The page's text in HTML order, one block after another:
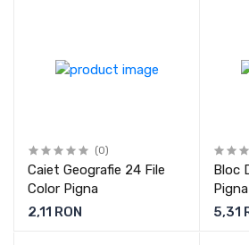
(0)
Caiet Geografie 24 File
Color Pigna
2,11 RON
Bloc
Pigna
5,31